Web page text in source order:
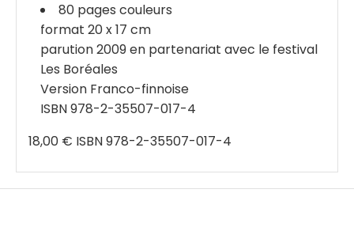
80 pages couleurs
format 20 x 17 cm
parution 2009 en partenariat avec le festival
Les Boréales
Version Franco-finnoise
ISBN 978-2-35507-017-4
18,00 € ISBN 978-2-35507-017-4